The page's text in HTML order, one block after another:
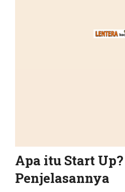
Apa itu Start
Penjelasannya